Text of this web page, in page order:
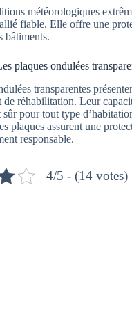
météorologiques
fiable. Elle offre une
bâtiments.
plaques ondulées
transparentes
de réhabilitation. Leur
sûr pour tout type
plaques assurent une
responsable.
4/5 - (14 votes)